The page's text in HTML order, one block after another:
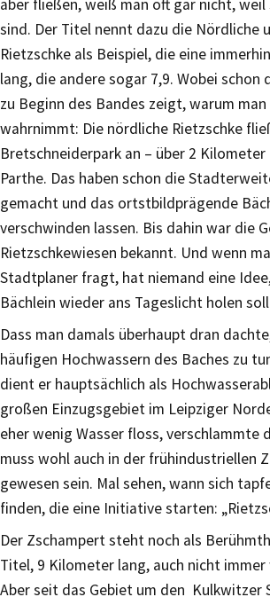
aber fließen, weiß man oft gar nicht,
sind. Der Titel nennt dazu die Nördliche
Rietzschke als Beispiel, die eine
lang, die andere sogar 7,9. Wobei
zu Beginn des Bandes zeigt, warum
wahrnimmt: Die nördliche Rietzschke
Bretschneiderpark an – über 2 Kilometer
Parthe. Das haben schon die
gemacht und das ortstbildprägende
verschwinden lassen. Bis dahin war die
Rietzschkewiesen bekannt. Und wenn
Stadtplaner fragt, hat niemand eine
Bächlein wieder ans Tageslicht holen
Dass man damals überhaupt dran
häufigen Hochwassern des Baches zu
dient er hauptsächlich als
großen Einzugsgebiet im Leipziger
eher wenig Wasser floss, verschlammte
muss wohl auch in der frühindustriellen
gewesen sein. Mal sehen, wann sich
finden, die eine Initiative starten:
Der Zschampert steht noch als
Titel, 9 Kilometer lang, auch nicht
Aber seit das Gebiet um den Kulkwitzer